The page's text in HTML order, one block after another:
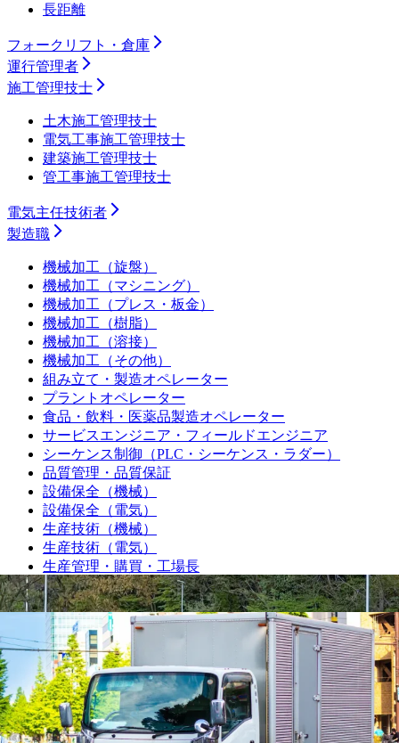
長距離
フォークリフト・倉庫
運行管理者
施工管理技士
土木施工管理技士
電気工事施工管理技士
建築施工管理技士
管工事施工管理技士
電気主任技術者
製造職
機械加工（旋盤）
機械加工（マシニング）
機械加工（プレス・板金）
機械加工（樹脂）
機械加工（溶接）
機械加工（その他）
組み立て・製造オペレーター
プラントオペレーター
食品・飲料・医薬品製造オペレーター
サービスエンジニア・フィールドエンジニア
シーケンス制御（PLC・シーケンス・ラダー）
品質管理・品質保証
設備保全（機械）
設備保全（電気）
生産技術（機械）
生産技術（電気）
生産管理・購買・工場長
回路設計
機械設計
光学設計
金型設計
CAE解析
ソフトウェア開発・組み込み
研究・開発・企画
テクニカルライター